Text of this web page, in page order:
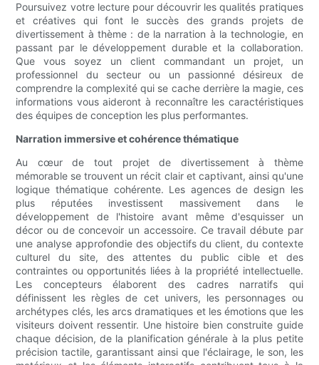
Poursuivez votre lecture pour découvrir les qualités pratiques
et créatives qui font le succès des grands projets de
divertissement à thème : de la narration à la technologie, en
passant par le développement durable et la collaboration.
Que vous soyez un client commandant un projet, un
professionnel du secteur ou un passionné désireux de
comprendre la complexité qui se cache derrière la magie, ces
informations vous aideront à reconnaître les caractéristiques
des équipes de conception les plus performantes.
Narration immersive et cohérence thématique
Au cœur de tout projet de divertissement à thème
mémorable se trouvent un récit clair et captivant, ainsi qu'une
logique thématique cohérente. Les agences de design les
plus réputées investissent massivement dans le
développement de l'histoire avant même d'esquisser un
décor ou de concevoir un accessoire. Ce travail débute par
une analyse approfondie des objectifs du client, du contexte
culturel du site, des attentes du public cible et des
contraintes ou opportunités liées à la propriété intellectuelle.
Les concepteurs élaborent des cadres narratifs qui
définissent les règles de cet univers, les personnages ou
archétypes clés, les arcs dramatiques et les émotions que les
visiteurs doivent ressentir. Une histoire bien construite guide
chaque décision, de la planification générale à la plus petite
précision tactile, garantissant ainsi que l'éclairage, le son, les